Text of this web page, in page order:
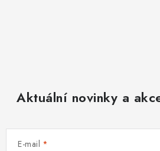
Aktuální novinky a
E-mail